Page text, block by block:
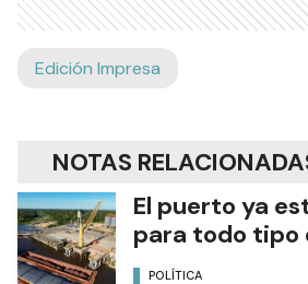
Edición Impresa
NOTAS
El puerto ya
para todo tipo
POLÍTICA